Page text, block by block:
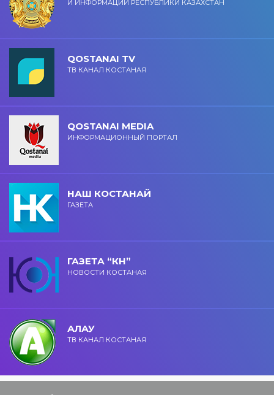
И ИНФОРМАЦИИ РЕСПУБЛИКИ КАЗАХСТАН
QOSTANAI TV
ТВ КАНАЛ КОСТАНАЯ
QOSTANAI MEDIA
ИНФОРМАЦИОННЫЙ ПОРТАЛ
НАШ КОСТАНАЙ
ГАЗЕТА
ГАЗЕТА “КН”
НОВОСТИ КОСТАНАЯ
АЛАУ
ТВ КАНАЛ КОСТАНАЯ